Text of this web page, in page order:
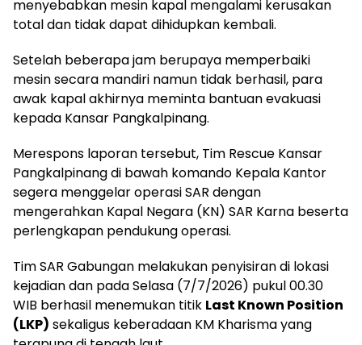
menyebabkan mesin kapal mengalami kerusakan
total dan tidak dapat dihidupkan kembali.
Setelah beberapa jam berupaya memperbaiki
mesin secara mandiri namun tidak berhasil, para
awak kapal akhirnya meminta bantuan evakuasi
kepada Kansar Pangkalpinang.
Merespons laporan tersebut, Tim Rescue Kansar
Pangkalpinang di bawah komando Kepala Kantor
segera menggelar operasi SAR dengan
mengerahkan Kapal Negara (KN) SAR Karna beserta
perlengkapan pendukung operasi.
Tim SAR Gabungan melakukan penyisiran di lokasi
kejadian dan pada Selasa (7/7/2026) pukul 00.30
WIB berhasil menemukan titik Last Known Position
(LKP) sekaligus keberadaan KM Kharisma yang